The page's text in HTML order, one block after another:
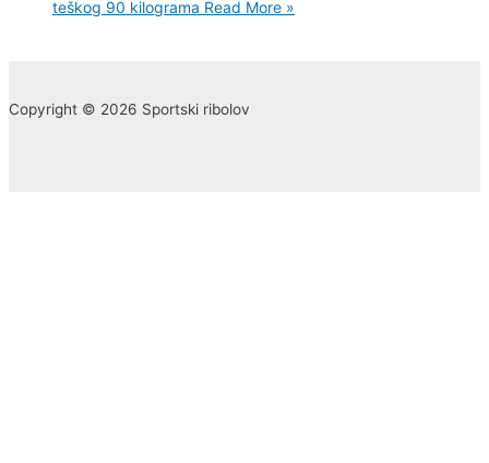
teškog 90 kilograma Read More »
Copyright © 2026 Sportski ribolov